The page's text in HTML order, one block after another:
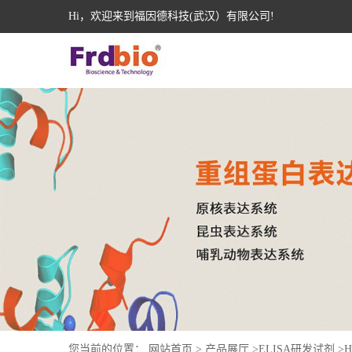
Hi，欢迎来到福因德科技(武汉）有限公司!
您当前的位置： 网站首页 > 产品展厅 >ELISA研发试剂 >